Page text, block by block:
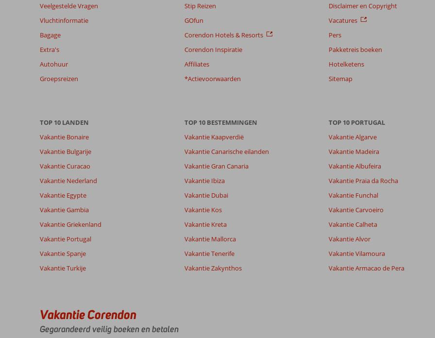
relevantie
de
info
Veelgestelde Vragen
Vluchtinformatie
Bagage
Extra's
Autohuur
Groepsreizen
Stip Reizen
GOfun
Corendon Hotels & Resorts
Corendon Inspiratie
Affiliates
*Actievoorwaarden
Disclaimer en Copyright
Vacatures
Pers
Pakketreis boeken
Hotelketens
Sitemap
TOP 10 LANDEN
Vakantie Bonaire
Vakantie Bulgarije
Vakantie Curacao
Vakantie Nederland
Vakantie Egypte
Vakantie Gambia
Vakantie Griekenland
Vakantie Portugal
Vakantie Spanje
Vakantie Turkije
TOP 10 BESTEMMINGEN
Vakantie Kaapverdië
Vakantie Canarische eilanden
Vakantie Gran Canaria
Vakantie Ibiza
Vakantie Dubai
Vakantie Kos
Vakantie Kreta
Vakantie Mallorca
Vakantie Tenerife
Vakantie Zakynthos
TOP 10 PORTUGAL
Vakantie Algarve
Vakantie Madeira
Vakantie Albufeira
Vakantie Praia da Rocha
Vakantie Funchal
Vakantie Carvoeiro
Vakantie Calheta
Vakantie Alvor
Vakantie Vilamoura
Vakantie Armacao de Pera
Vakantie Corendon
Gegarandeerd veilig boeken en betalen